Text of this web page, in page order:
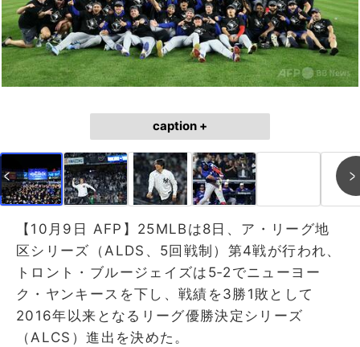
caption +
【10月9日 AFP】25MLBは8日、ア・リーグ地
区シリーズ（ALDS、5回戦制）第4戦が行われ、
トロント・ブルージェイズは5‐2でニューヨー
ク・ヤンキースを下し、戦績を3勝1敗として
2016年以来となるリーグ優勝決定シリーズ
（ALCS）進出を決めた。